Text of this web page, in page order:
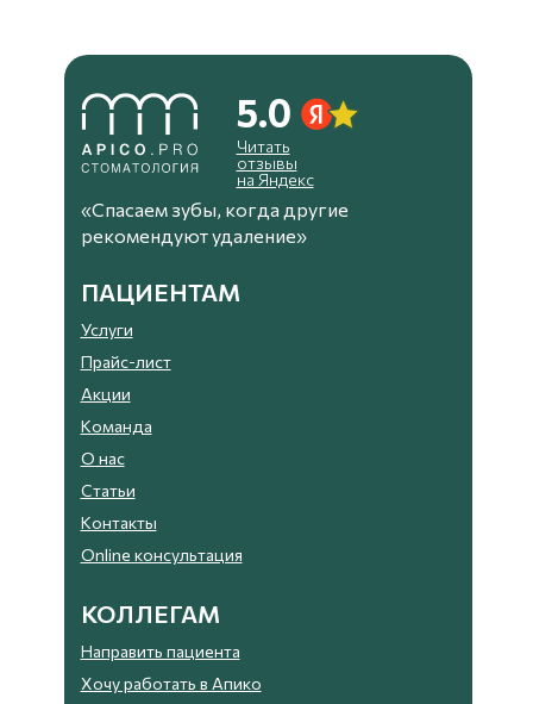
5.0
«Спасаем зубы, когда другие
рекомендуют удаление»
ПАЦИЕНТАМ
Услуги
Прайс-лист
Акции
Хочу работать в Апико
Направить пациента
КОЛЛЕГАМ
Команда
О нас
Статьи
Контакты
Online консультация
Читать
отзывы
на Яндекс